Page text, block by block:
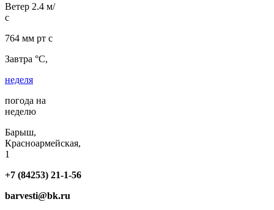
Ветер 2.4 м/
с
764 мм рт с
Завтра °C,
неделя
погода на
неделю
Барыш,
Красноармейская,
1
+7 (84253) 21-1-56
barvesti@bk.ru